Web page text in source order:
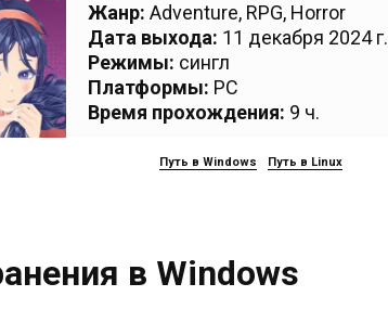
Жанр: Adventure, RPG, Horror
Дата выхода: 11 декабря 2024 г.
Режимы: сингл
Платформы: PC
Время прохождения: 9 ч.
Путь в Windows Путь в Linux
в Windows